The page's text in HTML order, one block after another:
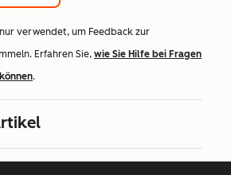
verwendet, um Feedback zur
Erfahren Sie, wie Sie Hilfe bei Fragen
.